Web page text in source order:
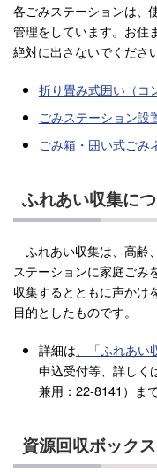
各ごみステーションは、
管理をしています。お住
絶対に出さないでくださ
折り畳み式囲い（コ
ごみステーション設
ごみ箱・囲い式ごみ
ふれあい収集に
ふれあい収集は、高齢
ステーションに家庭ごみ
収集するとともに声かけ
目的としたものです。
詳細は 、「ふれあい
申込受付等、詳しく
兼用：22-8141）ま
資源回収ボック